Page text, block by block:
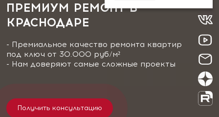
ПРЕМИУМ РЕМОНТ В
КРАСНОДАРЕ
- Премиальное качество ремонта квартир
под ключ от 30.000 руб/м²
- Нам доверяют самые сложные проекты
Получить консультацию